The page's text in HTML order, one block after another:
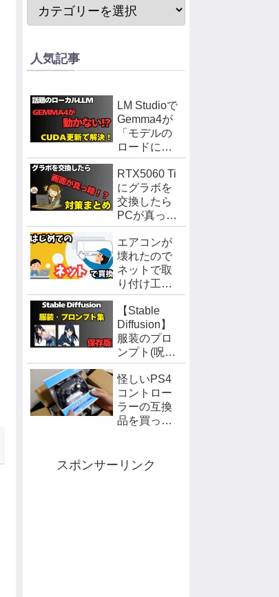
人気記事
LM Studioで
Gemma4が
「モデルの
ロードに失
敗しまし
た」になる
問題を
CUDA
Runtime更新
で解決した
話
RTX5060 Ti
にグラボを
交換したら
PCが真っ
暗！対策方
法まとめ
エアコンが
壊れたので
ネットで取
り付け工賃
込みを買っ
てみた。
【Stable
Diffusion】
服装のプロ
ンプト(呪文)
集【保存
版】
怪しいPS4
コントロー
ラーの互換
品を買って
スポンサーリンク